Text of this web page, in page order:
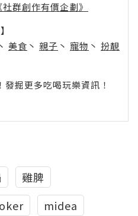
群創作有價企劃》
美食 丶 親子 丶 寵物 丶 扮靚
掘更多吃喝玩樂資訊！
雞脾
midea